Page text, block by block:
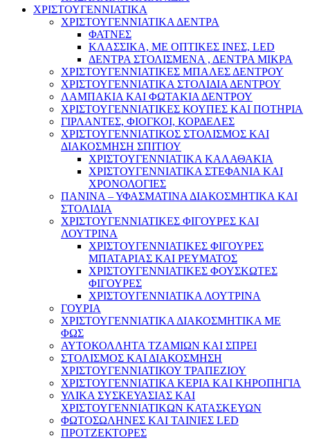
ΧΡΙΣΤΟΥΓΕΝΝΙΑΤΙΚΑ
ΧΡΙΣΤΟΥΓΕΝΝΙΑΤΙΚΑ ΔΕΝΤΡΑ
ΦΑΤΝΕΣ
ΚΛΑΣΣΙΚΑ, ΜΕ ΟΠΤΙΚΕΣ ΙΝΕΣ, LED
ΔΕΝΤΡΑ ΣΤΟΛΙΣΜΕΝΑ , ΔΕΝΤΡΑ ΜΙΚΡΑ
ΧΡΙΣΤΟΥΓΕΝΝΙΑΤΙΚΕΣ ΜΠΑΛΕΣ ΔΕΝΤΡΟΥ
ΧΡΙΣΤΟΥΓΕΝΝΙΑΤΙΚΑ ΣΤΟΛΙΔΙΑ ΔΕΝΤΡΟΥ
ΛΑΜΠΑΚΙΑ ΚΑΙ ΦΩΤΑΚΙΑ ΔΕΝΤΡΟΥ
ΧΡΙΣΤΟΥΓΕΝΝΙΑΤΙΚΕΣ ΚΟΥΠΕΣ ΚΑΙ ΠΟΤΗΡΙΑ
ΓΙΡΛΑΝΤΕΣ, ΦΙΟΓΚΟΙ, ΚΟΡΔΕΛΕΣ
ΧΡΙΣΤΟΥΓΕΝΝΙΑΤΙΚΟΣ ΣΤΟΛΙΣΜΟΣ ΚΑΙ
ΔΙΑΚΟΣΜΗΣΗ ΣΠΙΤΙΟΥ
ΧΡΙΣΤΟΥΓΕΝΝΙΑΤΙΚΑ ΚΑΛΑΘΑΚΙΑ
ΧΡΙΣΤΟΥΓΕΝΝΙΑΤΙΚΑ ΣΤΕΦΑΝΙΑ ΚΑΙ
ΧΡΟΝΟΛΟΓΙΕΣ
ΠΑΝΙΝΑ – ΥΦΑΣΜΑΤΙΝΑ ΔΙΑΚΟΣΜΗΤΙΚΑ ΚΑΙ
ΣΤΟΛΙΔΙΑ
ΧΡΙΣΤΟΥΓΕΝΝΙΑΤΙΚΕΣ ΦΙΓΟΥΡΕΣ ΚΑΙ
ΛΟΥΤΡΙΝΑ
ΧΡΙΣΤΟΥΓΕΝΝΙΑΤΙΚΕΣ ΦΙΓΟΥΡΕΣ
ΜΠΑΤΑΡΙΑΣ ΚΑΙ ΡΕΥΜΑΤΟΣ
ΧΡΙΣΤΟΥΓΕΝΝΙΑΤΙΚΕΣ ΦΟΥΣΚΩΤΕΣ
ΦΙΓΟΥΡΕΣ
ΧΡΙΣΤΟΥΓΕΝΝΙΑΤΙΚΑ ΛΟΥΤΡΙΝΑ
ΓΟΥΡΙΑ
ΧΡΙΣΤΟΥΓΕΝΝΙΑΤΙΚΑ ΔΙΑΚΟΣΜΗΤΙΚΑ ΜΕ
ΦΩΣ
ΑΥΤΟΚΟΛΛΗΤΑ ΤΖΑΜΙΩΝ ΚΑΙ ΣΠΡΕΙ
ΣΤΟΛΙΣΜΟΣ ΚΑΙ ΔΙΑΚΟΣΜΗΣΗ
ΧΡΙΣΤΟΥΓΕΝΝΙΑΤΙΚΟΥ ΤΡΑΠΕΖΙΟΥ
ΧΡΙΣΤΟΥΓΕΝΝΙΑΤΙΚΑ ΚΕΡΙΑ ΚΑΙ ΚΗΡΟΠΗΓΙΑ
ΥΛΙΚΑ ΣΥΣΚΕΥΑΣΙΑΣ ΚΑΙ
ΧΡΙΣΤΟΥΓΕΝΝΙΑΤΙΚΩΝ ΚΑΤΑΣΚΕΥΩΝ
ΦΩΤΟΣΩΛΗΝΕΣ ΚΑΙ ΤΑΙΝΙΕΣ LED
ΠΡΟΤΖΕΚΤΟΡΕΣ